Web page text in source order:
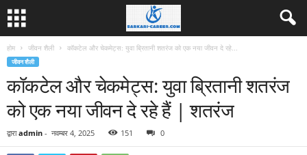
होम जीवन शैली कॉकटेल और चेकमेट्स: युवा ब्रितानी शतरंज को एक नया जीवन दे रहे...
जीवन शैली
कॉकटेल और चेकमेट्स: युवा ब्रितानी शतरंज
को एक नया जीवन दे रहे हैं | शतरंज
द्वारा admin - नवम्बर 4, 2025 151 0